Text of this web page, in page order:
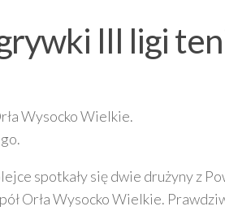
III ligi
Wysocko Wielkie.
spotkały się dwie drużyny z
Orła Wysocko Wielkie.